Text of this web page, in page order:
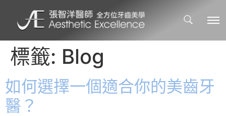
標籤: Blog
如何選擇一個適合你的美齒牙
醫？